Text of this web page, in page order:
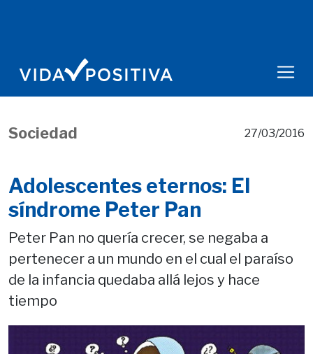
Sociedad 27/03/2016
Adolescentes eternos: El
síndrome Peter Pan
Peter Pan no quería crecer, se negaba a
pertenecer a un mundo en el cual el paraíso
de la infancia quedaba allá lejos y hace
tiempo